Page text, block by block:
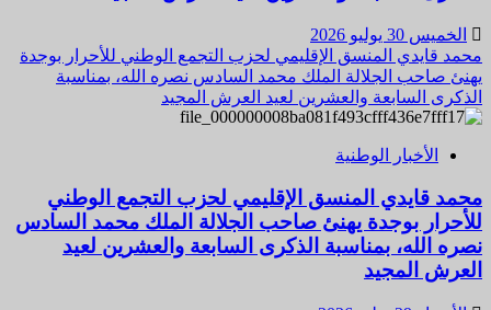
الخميس 30 يوليو 2026
محمد قايدي المنسق الإقليمي لحزب التجمع الوطني للأحرار بوجدة
يهنئ صاحب الجلالة الملك محمد السادس نصره الله، بمناسبة
الذكرى السابعة والعشرين لعيد العرش المجيد
الأخبار الوطنية
محمد قايدي المنسق الإقليمي لحزب التجمع الوطني
للأحرار بوجدة يهنئ صاحب الجلالة الملك محمد السادس
نصره الله، بمناسبة الذكرى السابعة والعشرين لعيد
العرش المجيد